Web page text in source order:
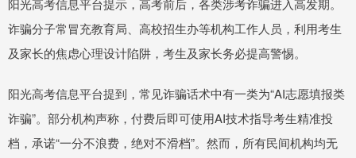
阳光高考信息平台提示，高考前后，各类涉考诈骗进入高发期。
诈骗分子常冒充教育局、高校招生办等机构工作人员，利用考生
及家长的焦虑心理设计陷阱，考生及家长务必提高警惕。
阳光高考信息平台提到，常见诈骗话术中有一类为“AI志愿填报类
诈骗”。部分机构声称，付费后即可使用AI技术指导考生精准投
档，承诺“一分不浪费，绝对不滑档”。然而，所有民间机构均无